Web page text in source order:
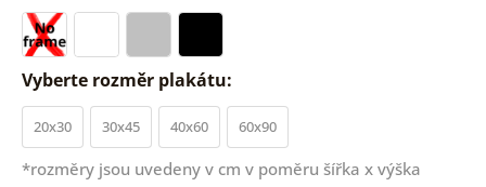
Vyberte rozměr plakátu:
20x30 30x45 40x60 60x90
*rozměry jsou uvedeny v cm v poměru šířka x výška